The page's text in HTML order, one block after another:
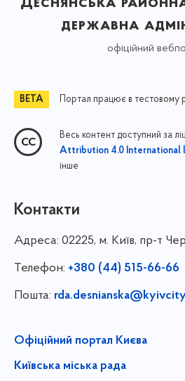
державна
офіційний
Портал працює в тестовому
Весь контент доступний за
Attribution 4.0 International
інше
Контакти
Адреса: 02225, м. Київ, пр-т
Телефон: +380 (44) 515-66-66
Пошта:
Офіційний портал Києва
Київська міська рада